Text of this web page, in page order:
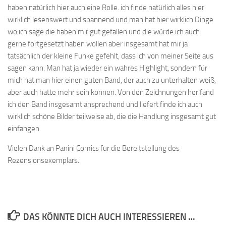
haben natürlich hier auch eine Rolle. ich finde natürlich alles hier
wirklich lesenswert und spannend und man hat hier wirklich Dinge
wo ich sage die haben mir gut gefallen und die würde ich auch
gerne fortgesetzt haben wollen aber insgesamt hat mir ja
tatsächlich der kleine Funke gefehlt, dass ich von meiner Seite aus
sagen kann. Man hat ja wieder ein wahres Highlight, sondern für
mich hat man hier einen guten Band, der auch zu unterhalten weiß,
aber auch hätte mehr sein können. Von den Zeichnungen her fand
ich den Band insgesamt ansprechend und liefert finde ich auch
wirklich schöne Bilder teilweise ab, die die Handlung insgesamt gut
einfangen.
Vielen Dank an Panini Comics für die Bereitstellung des
Rezensionsexemplars.
DAS KÖNNTE DICH AUCH INTERESSIEREN …